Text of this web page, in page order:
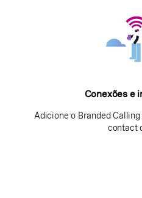
Conexões e
Adicione o Branded
contact